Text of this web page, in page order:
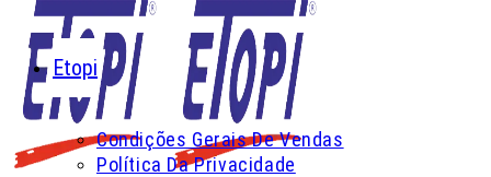
Etopi
Condições Gerais De Vendas
Política Da Privacidade